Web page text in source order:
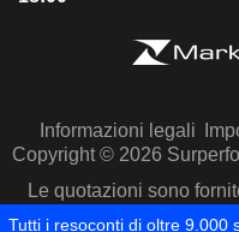
Informazioni legali
Copyright © 2026
Le quotazioni sono
Tutti i resoconti di oltre 9.000